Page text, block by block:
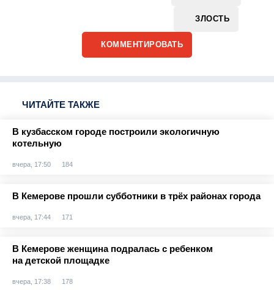
ЗЛОСТЬ
КОММЕНТИРОВАТЬ
ЧИТАЙТЕ ТАКЖЕ
В кузбасском городе построили экологичную
котельную
вчера, 17:50 184
В Кемерове прошли субботники в трёх районах города
вчера, 17:44 171
В Кемерове женщина подралась с ребенком
на детской площадке
вчера, 17:38 178